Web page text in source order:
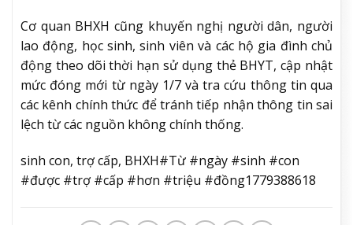
Cơ quan BHXH cũng khuyến nghị người dân, người
lao động, học sinh, sinh viên và các hộ gia đình chủ
động theo dõi thời hạn sử dụng thẻ BHYT, cập nhật
mức đóng mới từ ngày 1/7 và tra cứu thông tin qua
các kênh chính thức để tránh tiếp nhận thông tin sai
lệch từ các nguồn không chính thống.
sinh con, trợ cấp, BHXH#Từ #ngày #sinh #con
#được #trợ #cấp #hơn #triệu #đồng1779388618